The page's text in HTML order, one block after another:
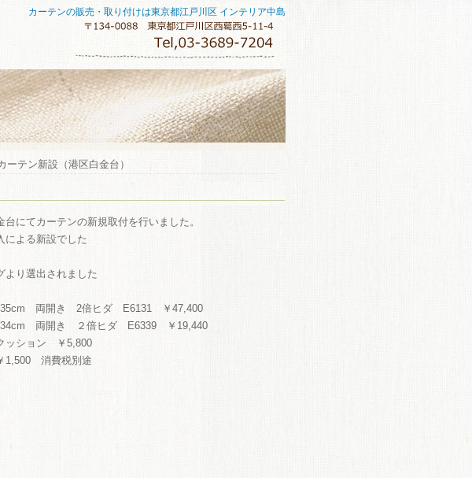
カーテンの販売・取り付けは東京都江戸川区 インテリア中島
ーテン新設（港区白金台）
台にてカーテンの新規取付を行いました。
による新設でした
より選出されました
両開き 2倍ヒダ E6131 ￥47,400
両開き ２倍ヒダ E6339 ￥19,440
ッション ￥5,800
1,500 消費税別途